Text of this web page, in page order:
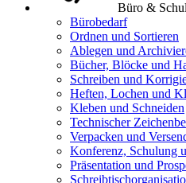
Büro &
Bürobedarf
Ordnen und Sortieren
Ablegen und
Bücher, Blöcke und
Schreiben und
Heften, Lochen und
Kleben und Schneiden
Technischer
Verpacken und
Konferenz, Schulung
Präsentation und